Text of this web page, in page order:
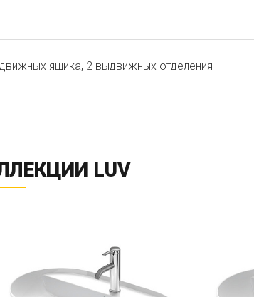
ящика, 2 выдвижных отделения
LUV